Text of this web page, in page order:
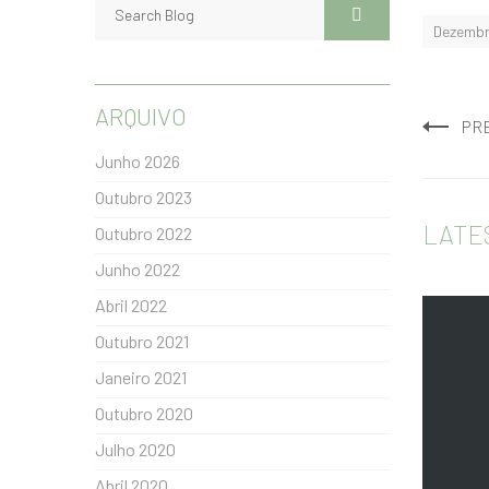
ARQUIVO
Junho 2026
Outubro 2023
Outubro 2022
Junho 2022
Abril 2022
Outubro 2021
Janeiro 2021
Outubro 2020
Julho 2020